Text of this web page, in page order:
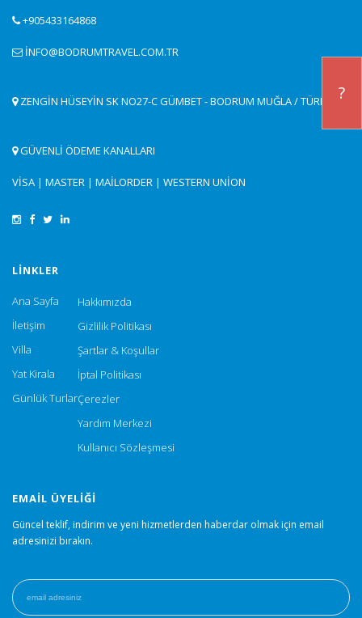
+905433164868
INFO@BODRUMTRAVEL.COM.TR
ZENGIN HÜSEYIN SK NO27-C GÜMBET - BODRUM MUĞLA / TÜRKIYE
GÜVENLİ ÖDEME KANALLARI
VISA | MASTER | MAILORDER | WESTERN UNION
LINKLER
Ana Sayfa
İletişim
Villa
Yat Kirala
Günlük Turlar
Hakkımızda
Gizlilik Politikası
Şartlar & Koşullar
İptal Politikası
Çerezler
Yardım Merkezi
Kullanıcı Sözleşmesi
EMAIL ÜYELIĞI
Güncel teklif, indirim ve yeni hizmetlerden haberdar olmak için email
adresinizi bırakın.
?